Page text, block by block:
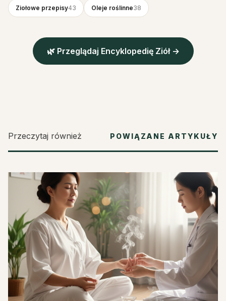
Ziołowe przepisy43 Oleje roślinne38
🌿 Przeglądaj Encyklopedię Ziół →
Przeczytaj również POWIĄZANE ARTYKUŁY